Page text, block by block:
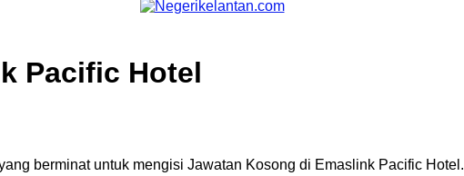
Pacific Hotel
berminat untuk mengisi Jawatan Kosong di Emaslink Pacific Hotel.